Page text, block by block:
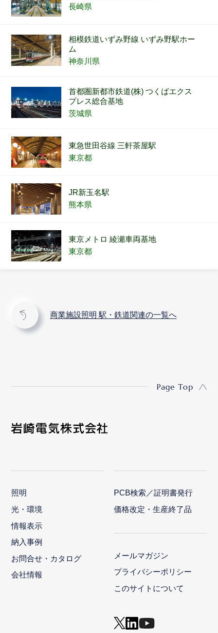
長崎県
相模鉄道いずみ野線 いずみ野駅ホー
ム
神奈川県
首都圏新都市鉄道(株) つくばエクス
プレス総合基地
茨城県
東急世田谷線 三軒茶屋駅
東京都
JR新玉名駅
熊本県
東京メトロ 綾瀬車両基地
東京都
商業施設照明 駅・鉄道関連の一覧へ
Page Top
照明
光・環境
情報表示
納入事例
お問合せ・カタログ
会社情報
PCB検索／証明書発行
価格改定・生産終了品
メールマガジン
プライバシーポリシー
このサイトについて